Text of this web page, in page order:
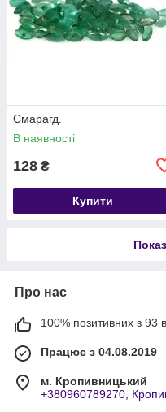
Смарагд.
В наявності
128 ₴
Купити
Про нас
100% позитивних з 93
Працює з 04.08.2019
м. Кропивницький
+380960789270,